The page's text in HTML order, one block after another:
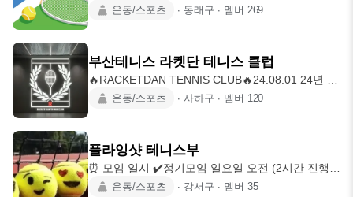
2030 테니스 클럽 청춘불패입니다. 청춘불패는 테
으신 분이라면 언제든지 환영입니다! ❕️가입조건 : 구
력 2년 이상 2030 남녀테니스인🎾 ex) 기본적인 경
기 규칙, 점수 계산, 랠리 가능자 ❕️가입절차 : 최초 3
회까지 게스트 참석 후 가입 여부 결정 ❕️모임 일정 :
운동/스포츠 ∙ 동래구 ∙ 멤버 269
부산테니스 라켓단 테니스 클럽
🔥RACKETDAN TENNIS CLUB🔥24.08.01 24년 사
상구협회장기 테린이홍배조 하반기 3위🥉 25년 사
상구협회장기 루키부 상반기 1위🥇 ▶️ 인스타
team_racket_tennis_club_busan ▶️ 가입신청 후 공
지란 인적사항 기재 - 가입 시 댓글(이름/성별/구력/
출생연도/지역) ex) 정경호/남/23.03/90/부산(사하)
운동/스포츠 ∙ 사하구 ∙ 멤버 120
플라잉샷 테니스부
⏰ 모임 일시 ✔️정기모임 일요일 오전 (2시간 진행)
✔️비정기모임 평일/토요일 (2시간 진행) 🚘 모임 장
운동/스포츠 ∙ 강서구 ∙ 멤버 35